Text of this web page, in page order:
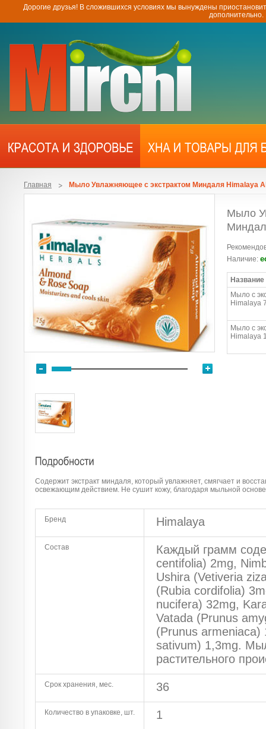
Дорогие друзья! В сложившихся условиях мы вынуждены
Главная Мыло Увлажняющее с экстрактом Миндаля Himalaya
Мыло
Наличие:
Название
Мыло с
Himalaya
Мыло с
Himalaya
Содержит экстракт миндаля, который увлажняет, смягчает и
освежающим действием. Не сушит кожу, благодаря мыльной
Бренд Himalaya
Состав
Каждый грамм
centifolia) 2mg,
Ushira (Vetiveria
(Rubia cordifolia)
nucifera) 32mg,
Vatada (Prunus
(Prunus armeniaca)
sativum) 1,3mg.
растительного
Срок хранения, мес. 36
Количество в упаковке, шт. 1